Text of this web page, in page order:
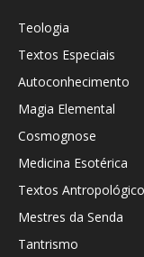
Teologia
Textos Especiais
Autoconhecimento
Magia Elemental
Cosmognose
Medicina Esotérica
Textos
Mestres da Senda
Tantrismo